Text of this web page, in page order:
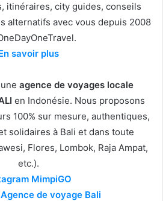
itinéraires, city guides, conseils
alternatifs avec vous depuis 2008
savoir plus
agence de voyages locale
en Indonésie. Nous proposons
100% sur mesure, authentiques,
solidaires à Bali et dans toute
Flores, Lombok, Raja Ampat,
etc.).
MimpiGO
Agence de voyage Bali